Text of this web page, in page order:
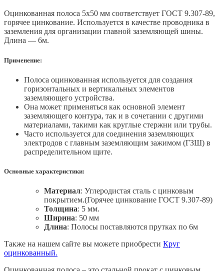
Оцинкованная полоса 5х50 мм соответствует ГОСТ 9.307-89,
горячее цинкование. Используется в качестве проводника в
заземления для организации главной заземляющей шины.
Длина — 6м.
Применение:
Полоса оцинкованная используется для создания
горизонтальных и вертикальных элементов
заземляющего устройства.
Она может применяться как основной элемент
заземляющего контура, так и в сочетании с другими
материалами, такими как круглые стержни или трубы.
Часто используется для соединения заземляющих
электродов с главным заземляющим зажимом (ГЗШ) в
распределительном щите.
Основные характеристики:
Материал: Углеродистая сталь с цинковым
покрытием.(Горячее цинкование ГОСТ 9.307-89)
Толщина: 5 мм.
Ширина: 50 мм
Длина: Полосы поставляются прутках по 6м
Также на нашем сайте вы можете приобрести Круг
оцинкованный.